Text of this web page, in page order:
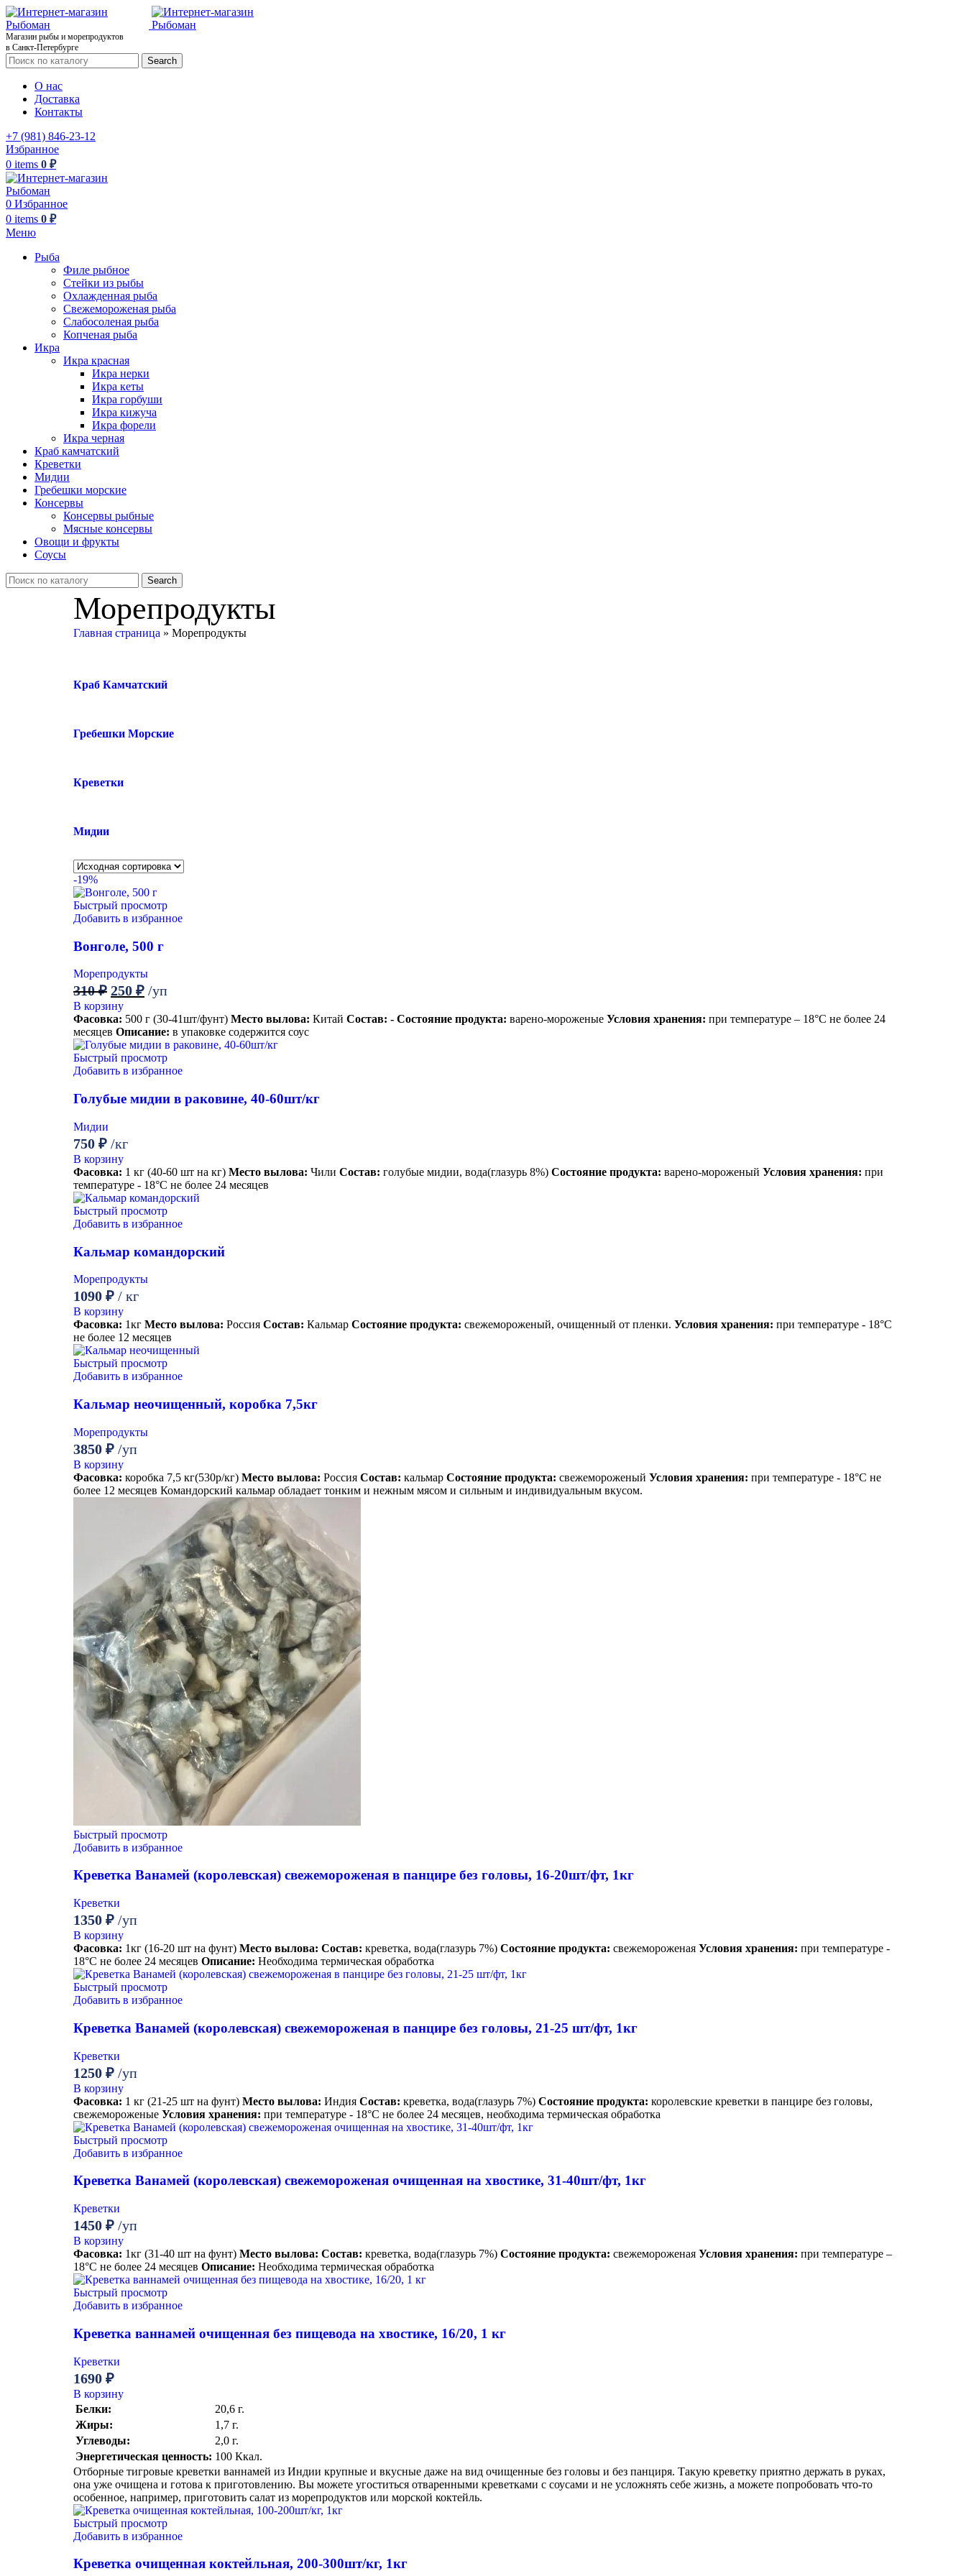
Магазин рыбы и морепродуктов
в Санкт-Петербурге
Search
О нас
Доставка
Контакты
+7 (981) 846-23-12
Избранное
0 items 0 ₽
0 Избранное
0 items 0 ₽
Меню
Рыба
Филе рыбное
Стейки из рыбы
Охлажденная рыба
Свежемороженая рыба
Слабосоленая рыба
Копченая рыба
Икра
Икра красная
Икра нерки
Икра кеты
Икра горбуши
Икра кижуча
Икра форели
Икра черная
Краб камчатский
Креветки
Мидии
Гребешки морские
Консервы
Консервы рыбные
Мясные консервы
Овощи и фрукты
Соусы
Search
Морепродукты
Главная страница » Морепродукты
Краб Камчатский
Гребешки Морские
Креветки
Мидии
-19%
Быстрый просмотр
Добавить в избранное
Вонголе, 500 г
Морепродукты
310₽ 250 ₽ /уп
В корзину
Фасовка: 500 г (30-41шт/фунт) Место вылова: Китай Состав: - Состояние продукта: варено-мороженые Условия хранения: при температуре – 18°С не более 24
месяцев Описание: в упаковке содержится соус
Быстрый просмотр
Добавить в избранное
Голубые мидии в раковине, 40-60шт/кг
Мидии
750 ₽ /кг
В корзину
Фасовка: 1 кг (40-60 шт на кг) Место вылова: Чили Состав: голубые мидии, вода(глазурь 8%) Состояние продукта: варено-мороженый Условия хранения: при
температуре - 18°С не более 24 месяцев
Быстрый просмотр
Добавить в избранное
Кальмар командорский
Морепродукты
1090 ₽ / кг
В корзину
Фасовка: 1кг Место вылова: Россия Состав: Кальмар Состояние продукта: свежемороженый, очищенный от пленки. Условия хранения: при температуре - 18°С
не более 12 месяцев
Быстрый просмотр
Добавить в избранное
Кальмар неочищенный, коробка 7,5кг
Морепродукты
3850 ₽ /уп
В корзину
Фасовка: коробка 7,5 кг(530р/кг) Место вылова: Россия Состав: кальмар Состояние продукта: свежемороженый Условия хранения: при температуре - 18°С не
более 12 месяцев Командорский кальмар обладает тонким и нежным мясом и сильным и индивидуальным вкусом.
Быстрый просмотр
Добавить в избранное
Креветка Ванамей (королевская) свежемороженая в панцире без головы, 16-20шт/фт, 1кг
Креветки
1350 ₽ /уп
В корзину
Фасовка: 1кг (16-20 шт на фунт) Место вылова: Состав: креветка, вода(глазурь 7%) Состояние продукта: свежемороженая Условия хранения: при температуре -
18°С не более 24 месяцев Описание: Необходима термическая обработка
Быстрый просмотр
Добавить в избранное
Креветка Ванамей (королевская) свежемороженая в панцире без головы, 21-25 шт/фт, 1кг
Креветки
1250 ₽ /уп
В корзину
Фасовка: 1 кг (21-25 шт на фунт) Место вылова: Индия Состав: креветка, вода(глазурь 7%) Состояние продукта: королевские креветки в панцире без головы,
свежемороженые Условия хранения: при температуре - 18°С не более 24 месяцев, необходима термическая обработка
Быстрый просмотр
Добавить в избранное
Креветка Ванамей (королевская) свежемороженая очищенная на хвостике, 31-40шт/фт, 1кг
Креветки
1450 ₽ /уп
В корзину
Фасовка: 1кг (31-40 шт на фунт) Место вылова: Состав: креветка, вода(глазурь 7%) Состояние продукта: свежемороженая Условия хранения: при температуре –
18°С не более 24 месяцев Описание: Необходима термическая обработка
Быстрый просмотр
Добавить в избранное
Креветка ваннамей очищенная без пищевода на хвостике, 16/20, 1 кг
Креветки
1690 ₽
В корзину
Белки:
20,6 г.
Жиры:
1,7 г.
Углеводы:
2,0 г.
Энергетическая ценность: 100 Ккал.
Отборные тигровые креветки ваннамей из Индии крупные и вкусные даже на вид очищенные без головы и без панциря. Такую креветку приятно держать в руках,
она уже очищена и готова к приготовлению. Вы можете угоститься отваренными креветками с соусами и не усложнять себе жизнь, а можете попробовать что-то
особенное, например, приготовить салат из морепродуктов или морской коктейль.
Быстрый просмотр
Добавить в избранное
Креветка очищенная коктейльная, 200-300шт/кг, 1кг